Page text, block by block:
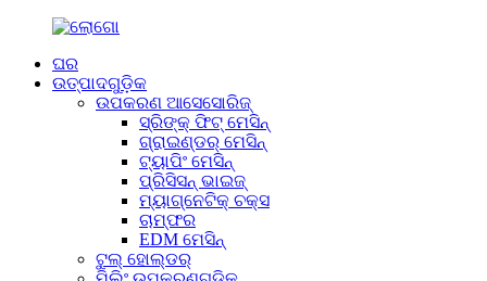
ଘର
ଉତ୍ପାଦଗୁଡ଼ିକ
ଉପକରଣ ଆସେସୋରିଜ୍
ସ୍ରିଙ୍କ୍ ଫିଟ୍ ମେସିନ୍
ଗ୍ରାଇଣ୍ଡର୍ ମେସିନ୍
ଟ୍ୟାପିଂ ମେସିନ୍
ପ୍ରିସିସନ୍ ଭାଇଜ୍
ମ୍ୟାଗ୍ନେଟିକ୍ ଚକ୍ସ
ଚାମ୍ଫର
EDM ମେସିନ୍
ଟୁଲ୍ ହୋଲ୍ଡର୍